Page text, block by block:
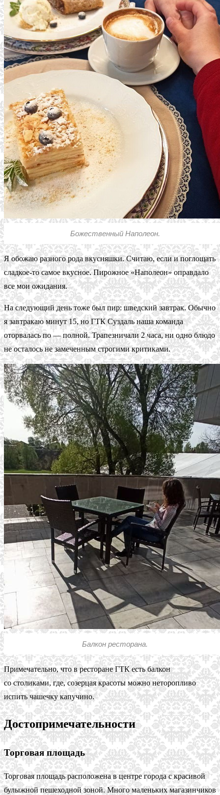
Божественный Наполеон.
Я обожаю разного рода вкусняшки. Считаю, если и поглощать
сладкое-то самое вкусное. Пирожное «Наполеон» оправдало
все мои ожидания.
На следующий день тоже был пир: шведский завтрак. Обычно
я завтракаю минут 15, но ГТК Суздаль наша команда
оторвалась по — полной. Трапезничали 2 часа, ни одно блюдо
не осталось не замеченным строгими критиками.
Балкон ресторана.
Примечательно, что в ресторане ГТК есть балкон
со столиками, где, созерцая красоты можно неторопливо
испить чашечку капучино.
Достопримечательности
Торговая площадь
Торговая площадь расположена в центре города с красивой
булыжной пешеходной зоной. Много маленьких магазинчиков